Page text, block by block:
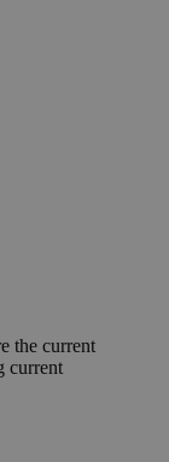
the current
current